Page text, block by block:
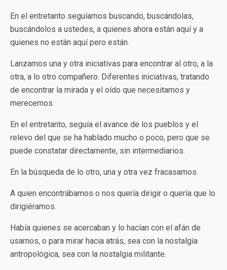
En el entretanto seguíamos buscando, buscándolas,
buscándolos a ustedes, a quienes ahora están aquí y a
quienes no están aquí pero están.
Lanzamos una y otra iniciativas para encontrar al otro, a la
otra, a lo otro compañero. Diferentes iniciativas, tratando
de encontrar la mirada y el oído que necesitamos y
merecemos.
En el entretanto, seguía el avance de los pueblos y el
relevo del que se ha hablado mucho o poco, pero que se
puede constatar directamente, sin intermediarios.
En la búsqueda de lo otro, una y otra vez fracasamos.
A quien encontrábamos o nos quería dirigir o quería que lo
dirigiéramos.
Había quienes se acercaban y lo hacían con el afán de
usarnos, o para mirar hacia atrás, sea con la nostalgia
antropológica, sea con la nostalgia militante.